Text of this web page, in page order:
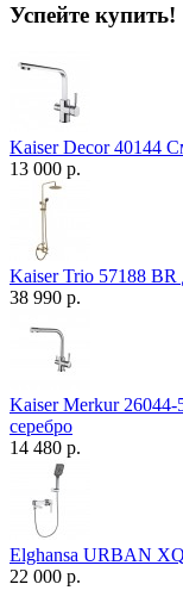
Успейте купить!
Kaiser Decor 40144
13 000 р.
Kaiser Trio 57188 BR
38 990 р.
Kaiser Merkur 26044-
серебро
14 480 р.
Elghansa URBAN
22 000 р.